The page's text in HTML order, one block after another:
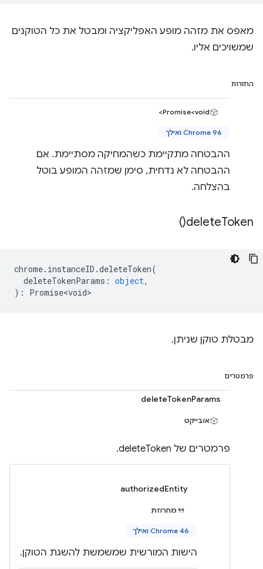
מאפס את מזהה מופע האפליקציה ומבטל את כל הטוקנים
שמשויכים אליו.
החזרות
Promise<void>
Chrome 96 ואילך
ההבטחה מתקיימת כשהמחיקה מסתיימת. אם
ההבטחה לא נדחית, סימן שמזהה המופע בוטל
בהצלחה.
deleteToken(
)
chrome. instanceID .deleteToken(
deleteTokenParams : object,
) : Promise<void>
מבטלת טוקן שניתן.
פרמטרים
deleteTokenParams
אובייקט
פרמטרים של deleteToken.
authorizedEntity
מחרוזת
Chrome 46 ואילך
הישות המורשית שמשמשת להשגת הטוקן.